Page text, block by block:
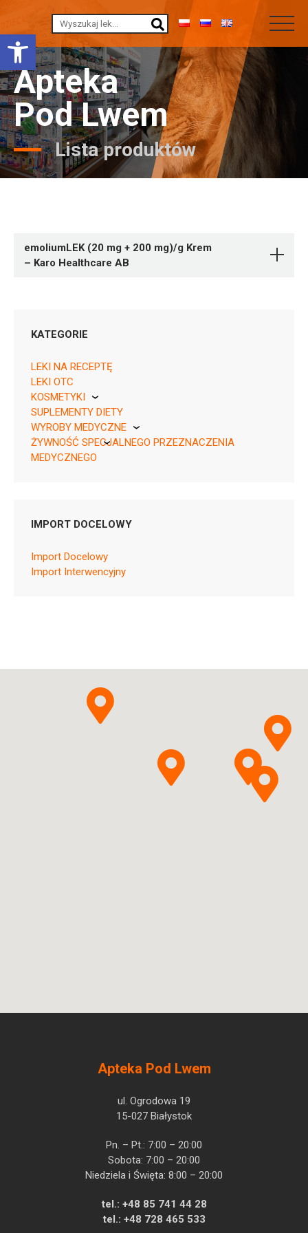
Otwórz pasek narzędzi
Apteka
Pod Lwem
Lista produktów
emoliumLEK (20 mg + 200 mg)/g Krem
– Karo Healthcare AB
05907734714270 ¦ OTC ¦ 151689
1 tuba 100 g
05907734714263 ¦ OTC ¦ 151690
D02AE51
Karo Healthcare AB
Ureum + Glycerolum
KATEGORIE
LEKI NA RECEPTĘ
LEKI OTC
KOSMETYKI
Pierre Fabre
SUPLEMENTY DIETY
WYROBY MEDYCZNE
KikGel
ŻYWNOŚĆ SPECJALNEGO PRZEZNACZENIA
MEDYCZNEGO
IMPORT DOCELOWY
Import Docelowy
Import Interwencyjny
Apteka Pod Lwem
ul. Ogrodowa 19
15-027 Białystok
Pn. – Pt.: 7:00 – 20:00
Sobota: 7:00 – 20:00
Niedziela i Święta: 8:00 – 20:00
tel.: +48 85 741 44 28
tel.: +48 728 465 533